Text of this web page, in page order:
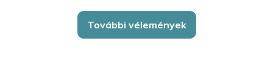
További vélemények